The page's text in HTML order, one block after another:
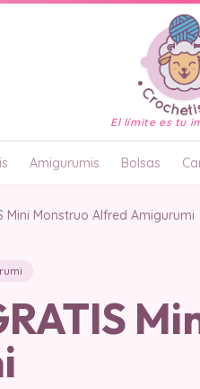
El límite es tu
Amigurumis Bolsas
Mini Monstruo Alfred Amigurumi